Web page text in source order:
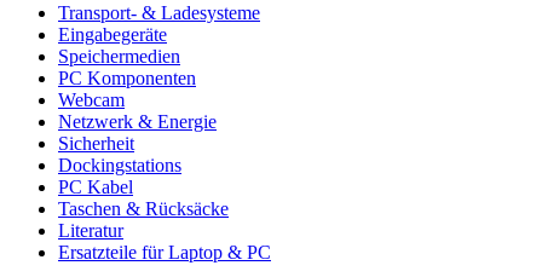
Transport- & Ladesysteme
Eingabegeräte
Speichermedien
PC Komponenten
Webcam
Netzwerk & Energie
Sicherheit
Dockingstations
PC Kabel
Taschen & Rücksäcke
Literatur
Ersatzteile für Laptop & PC